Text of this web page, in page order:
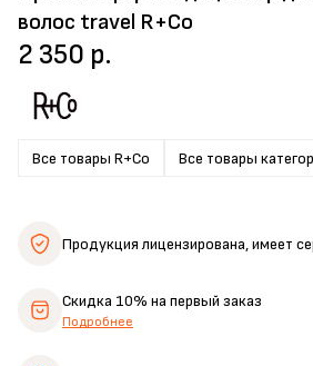
волос travel R+Co
Все товары R+Co Все товары
2 350 р.
Продукция лицензирована,имеет
Скидка 10% на первый заказ
Подробнее